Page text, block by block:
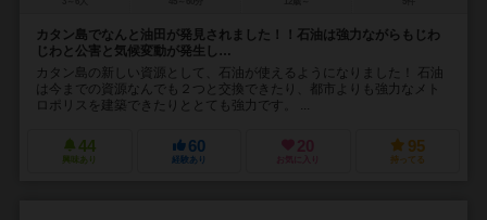
カタン島でなんと油田が発見されました！！石油は強力ながらもじわ
じわと公害と気候変動が発生し…
カタン島の新しい資源として、石油が使えるようになりました！ 石油
は今までの資源なんでも２つと交換できたり、都市よりも強力なメト
ロポリスを建築できたりととても強力です。 ...
44
興味あり
60
経験あり
20
お気に入り
95
持ってる